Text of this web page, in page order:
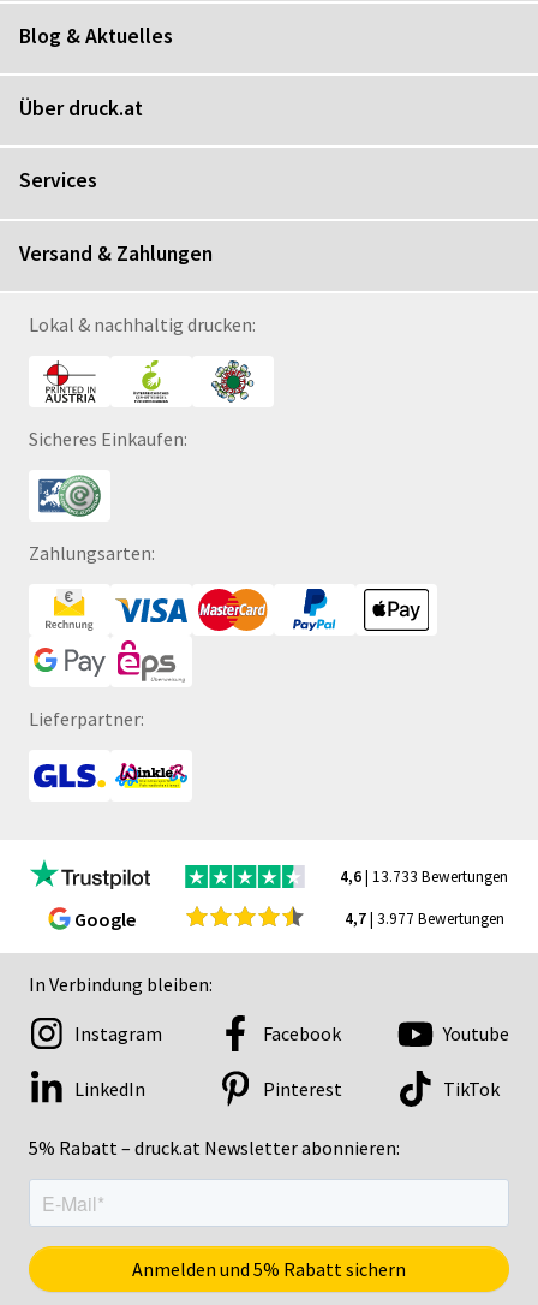
Blog & Aktuelles
Über druck.at
Services
Versand & Zahlungen
Lokal & nachhaltig drucken:
Sicheres Einkaufen:
Zahlungsarten:
Lieferpartner:
4,6| 13.733 Bewertungen
Google 4,7| 3.977 Bewertungen
In Verbindung bleiben:
5% Rabatt – druck.at Newsletter abonnieren:
Instagram Facebook Youtube
LinkedIn Pinterest TikTok